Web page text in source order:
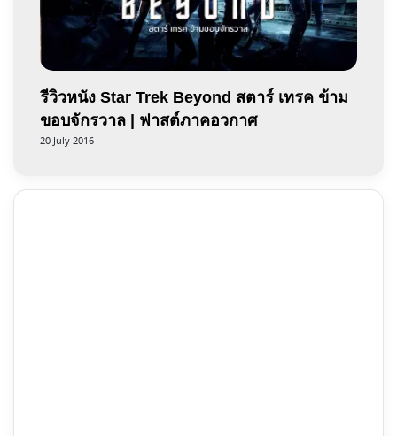
รีวิวหนัง Star Trek Beyond สตาร์ เทรค ข้าม
ขอบจักรวาล | ฟาสต์ภาคอวกาศ
20 July 2016